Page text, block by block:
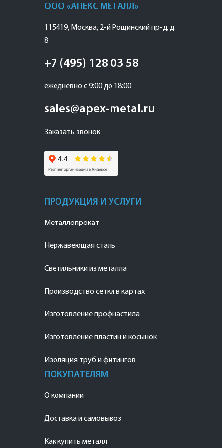
ООО «АПЕКС МЕТАЛЛ»
115419, Москва, 2-й Рощинский пр-д, д.
8
+7 (495) 128 03 58
ежедневно с 9:00 до 18:00
sales@apex-metal.ru
Заказать звонок
ПРОДУКЦИЯ И УСЛУГИ
Металлопрокат
Нержавеющая сталь
Светильники из металла
Производство сетки в картах
Изготовление профнастила
Изготовление пластин и косынок
Изоляция труб и фитингов
ПОКУПАТЕЛЯМ
О компании
Доставка и самовывоз
Как купить металл